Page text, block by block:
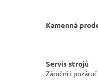
Kamenná
Servis strojů
Záruční i